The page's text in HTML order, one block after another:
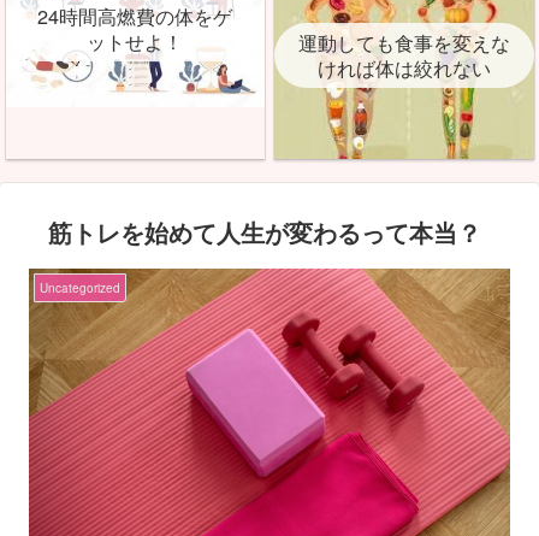
24時間高燃費の体をゲ
ットせよ！
運動しても食事を変えな
ければ体は絞れない
筋トレを始めて人生が変わるって本当？
Uncategorized